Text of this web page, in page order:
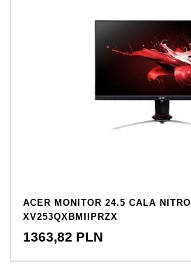
ACER MONITOR 24.5 CALA NITRO
XV253QXBMIIPRZX
1363,82 PLN